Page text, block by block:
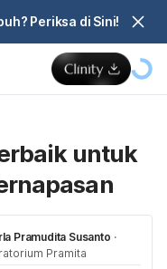
Periksa di Sini!
untuk
Pramudita Susanto ·
Pramita